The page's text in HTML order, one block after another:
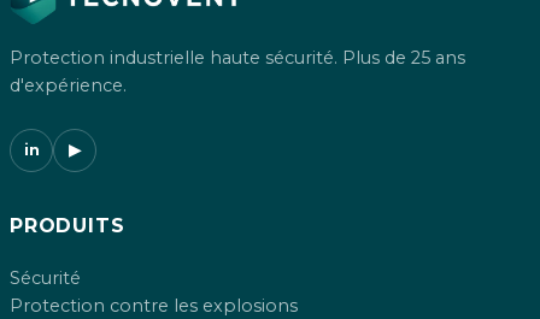
Protection industrielle haute sécurité. Plus de 25 ans
d'expérience.
in ▶
PRODUITS
Sécurité
Protection contre les explosions